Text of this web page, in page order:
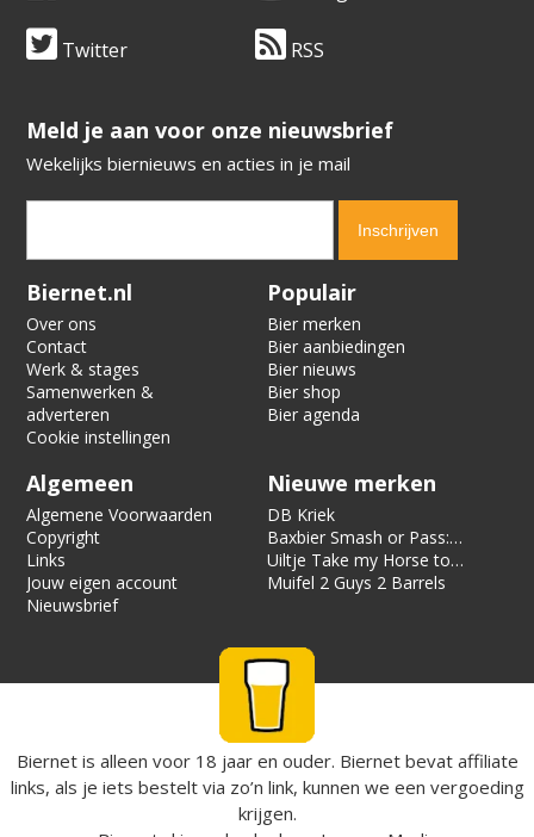
Twitter RSS
​​​​​​​Meld je aan voor onze nieuwsbrief
Wekelijks biernieuws en acties in je mail
Verification code:
Biernet.nl
Over ons
Contact
Werk & stages
Samenwerken &
adverteren
Cookie instellingen
Populair
Bier merken
Bier aanbiedingen
Bier nieuws
Bier shop
Bier agenda
Algemeen
Algemene Voorwaarden
Copyright
Links
Jouw eigen account
Nieuwsbrief
Nieuwe merken
DB Kriek
Baxbier Smash or Pass:
Strata
Uiltje Take my Horse to
the Hotel Room
Muifel 2 Guys 2 Barrels
Biernet is alleen voor 18 jaar en ouder. Biernet bevat affiliate
links, als je iets bestelt via zo’n link, kunnen we een vergoeding
krijgen.